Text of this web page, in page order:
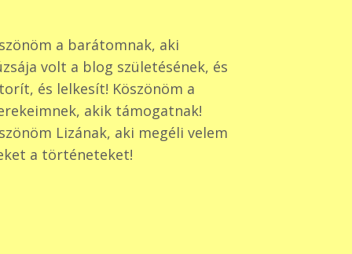
a barátomnak, aki
volt a blog születésének, és
és lelkesít! Köszönöm a
akik támogatnak!
Lizának, aki megéli velem
a történeteket!